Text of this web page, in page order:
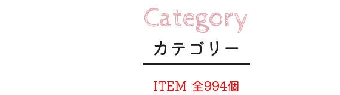
Category
カテゴリー
ITEM 全994個